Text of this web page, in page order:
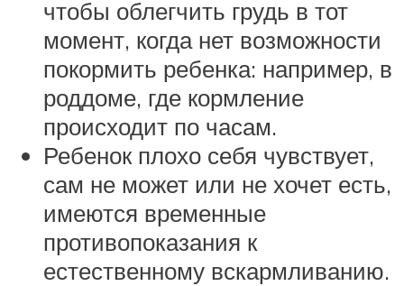
чтобы облегчить грудь в тот
момент, когда нет возможности
покормить ребенка: например, в
роддоме, где кормление
происходит по часам.
Ребенок плохо себя чувствует,
сам не может или не хочет есть,
имеются временные
противопоказания к
естественному вскармливанию.